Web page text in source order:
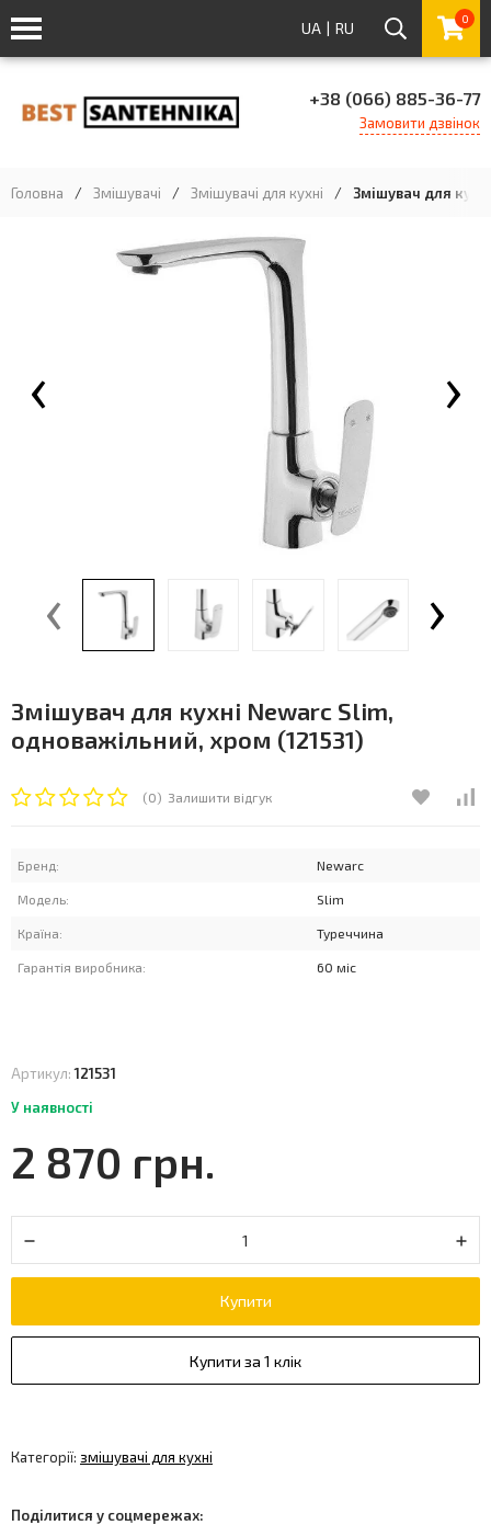
UA | RU 0
+38 (066) 885-36-77
Замовити дзвінок
Головна / Змішувачі / Змішувачі для кухні / Змішувач для
‹ ›
‹ ›
Змішувач для кухні Newarc Slim,
одноважільний, хром (121531)
(0) Залишити відгук
Бренд: Newarc
Модель: Slim
Країна: Туреччина
Гарантія виробника: 60 міс
Артикул:121531
У наявності
2 870 грн.
Купити
Купити за 1 клік
Категорії: змішувачі для кухні
Поділитися у соцмережах: